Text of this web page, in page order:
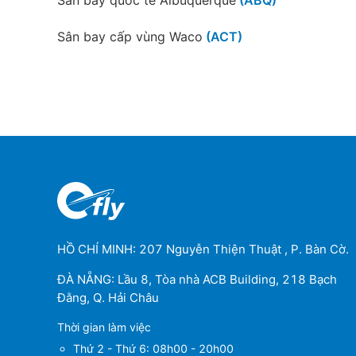
Minneapolis
Philadelphia
Sân bay cấp vùng Waco (ACT)
Sân bay cấp vùng Waterloo
Sân bay Amakusa
Sân bay Altoona (AOO)
Sân bay cấp vùng Quận Alpena
Sân bay Quận Pitkin
HỒ CHÍ MINH: 207 Nguyễn Thiện Thuật , P. Bàn Cờ.
ĐÀ NẴNG: Lầu 8, Tòa nhà ACB Building, 218 Bạch
Đằng, Q. Hải Châu
Thời gian làm việc
Thứ 2 - Thứ 6: 08h00 - 20h00